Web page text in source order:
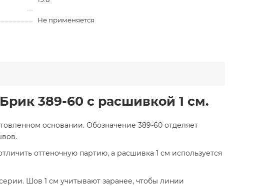
Не применяется
389-60 с расшивкой 1 см.
основании. Обозначение 389-60 отделяет
оттеночную партию, а расшивка 1 см используется
Шов 1 см учитывают заранее, чтобы линии